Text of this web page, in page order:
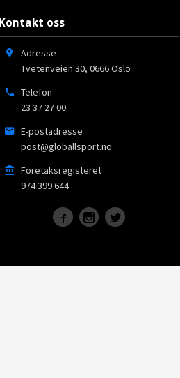
Kontakt oss
Adresse
Tvetenveien 30, 0666Oslo
Telefon
23 37 27 00
E-postadresse
post@globallsport.no
Foretaksregisteret
974 399 644